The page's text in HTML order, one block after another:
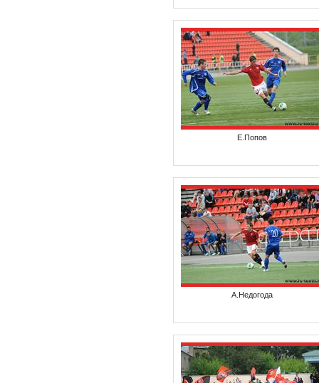
Е.Попов
А.Недогода